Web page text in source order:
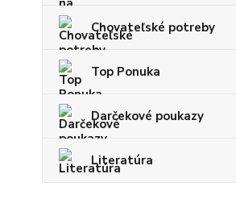
Chovateľské potreby
Top Ponuka
Darčekové poukazy
Literatúra